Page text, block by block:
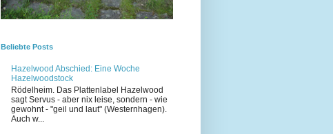
Beliebte Posts
Hazelwood Abschied: Eine Woche
Hazelwoodstock
Rödelheim. Das Plattenlabel Hazelwood
sagt Servus - aber nix leise, sondern - wie
gewohnt - "geil und laut" (Westernhagen).
Auch w...